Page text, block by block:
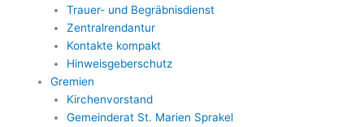
Trauer- und Begräbnisdienst
Zentralrendantur
Kontakte kompakt
Hinweisgeberschutz
Gremien
Kirchenvorstand
Gemeinderat St. Marien Sprakel